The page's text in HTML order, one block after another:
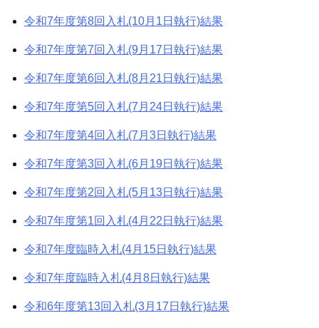
令和7年度第8回入札(10月1日執行)結果
令和7年度第7回入札(9月17日執行)結果
令和7年度第6回入札(8月21日執行)結果
令和7年度第5回入札(7月24日執行)結果
令和7年度第4回入札(7月3日執行)結果
令和7年度第3回入札(6月19日執行)結果
令和7年度第2回入札(5月13日執行)結果
令和7年度第1回入札(4月22日執行)結果
令和7年度臨時入札(4月15日執行)結果
令和7年度臨時入札(4月8日執行)結果
令和6年度第13回入札(3月17日執行)結果